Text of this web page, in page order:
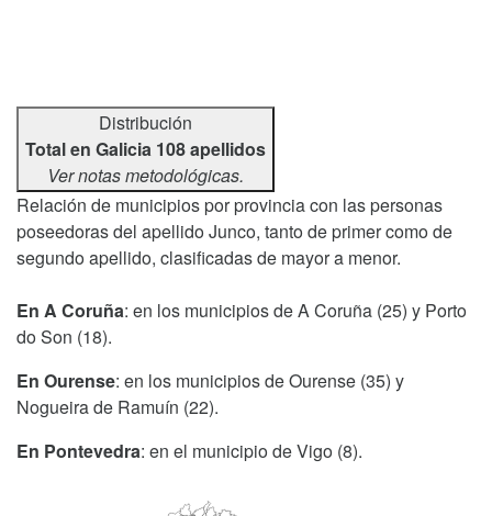
Distribución
Total en Galicia 108 apellidos
Ver notas metodológicas.
Relación de municipios por provincia con las personas
poseedoras del apellido Junco, tanto de primer como de
segundo apellido, clasificadas de mayor a menor.
En A Coruña: en los municipios de A Coruña (25) y Porto
do Son (18).
En Ourense: en los municipios de Ourense (35) y
Nogueira de Ramuín (22).
En Pontevedra: en el municipio de Vigo (8).